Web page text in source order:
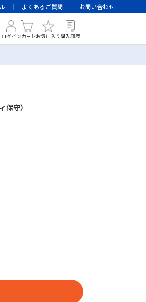
よくあるご質問 お問い合わせ
ログインカートお気に入り 購入履歴
保守）